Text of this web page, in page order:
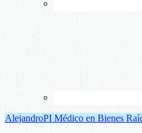
AlejandroPI Médico en Bienes